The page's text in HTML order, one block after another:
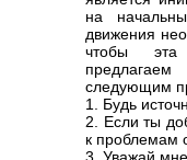
на
движения
чтобы
следующим
1. Будь
2. Если ты
к проблемам